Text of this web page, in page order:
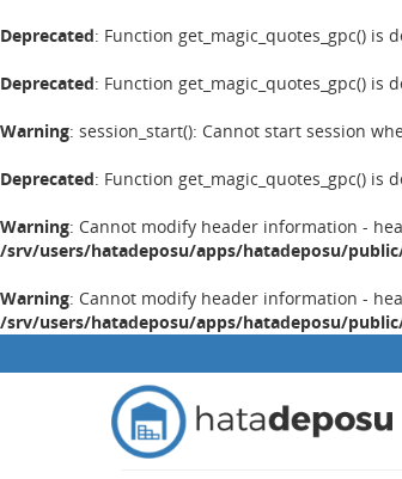
Deprecated: Function get_magic_quotes_gpc() is
Deprecated: Function get_magic_quotes_gpc() is
Warning: session_start(): Cannot start session
Deprecated: Function get_magic_quotes_gpc() is
Warning: Cannot modify header information -
/srv/users/hatadeposu/apps/hatadeposu/
Warning: Cannot modify header information -
/srv/users/hatadeposu/apps/hatadeposu/